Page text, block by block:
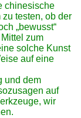
chinesische
testen, ob der
„bewusst“
zum
solche Kunst
auf eine
und dem
auf
wir